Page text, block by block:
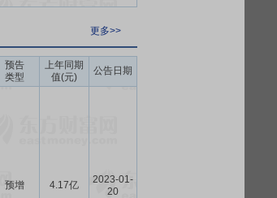
更多>>
预告
类型
上年同期
值(元)
公告日期
预增 4.17亿
2023-01-
20